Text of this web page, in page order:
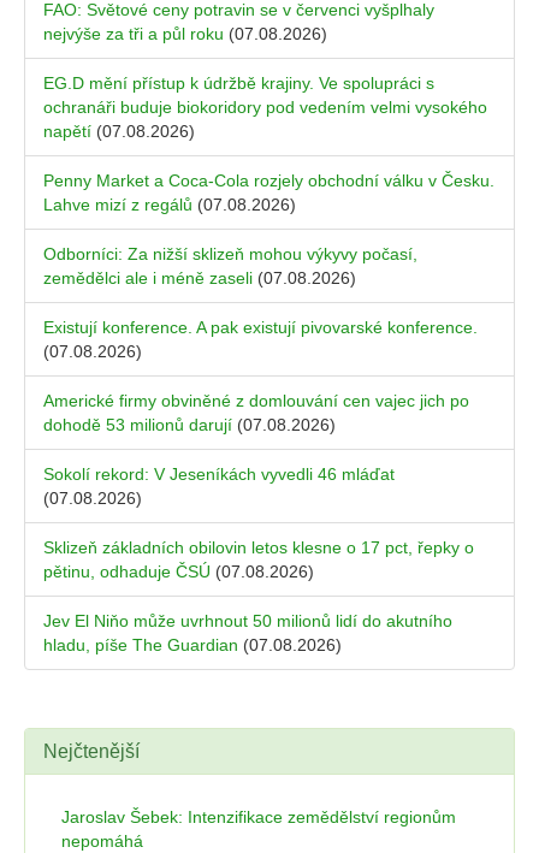
FAO: Světové ceny potravin se v červenci vyšplhaly
nejvýše za tři a půl roku (07.08.2026)
EG.D mění přístup k údržbě krajiny. Ve spolupráci s
ochranáři buduje biokoridory pod vedením velmi vysokého
napětí (07.08.2026)
Penny Market a Coca-Cola rozjely obchodní válku v Česku.
Lahve mizí z regálů (07.08.2026)
Odborníci: Za nižší sklizeň mohou výkyvy počasí,
zemědělci ale i méně zaseli (07.08.2026)
Existují konference. A pak existují pivovarské konference.
(07.08.2026)
Americké firmy obviněné z domlouvání cen vajec jich po
dohodě 53 milionů darují (07.08.2026)
Sokolí rekord: V Jeseníkách vyvedli 46 mláďat
(07.08.2026)
Sklizeň základních obilovin letos klesne o 17 pct, řepky o
pětinu, odhaduje ČSÚ (07.08.2026)
Jev El Niňo může uvrhnout 50 milionů lidí do akutního
hladu, píše The Guardian (07.08.2026)
Nejčtenější
Jaroslav Šebek: Intenzifikace zemědělství regionům
nepomáhá